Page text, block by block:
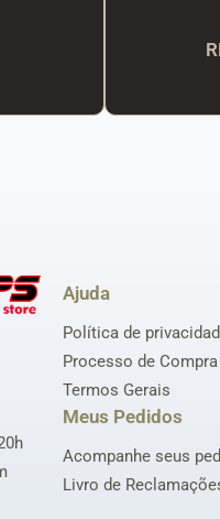
Ajuda
Política de
Processo de Compra
Termos Gerais
Meus Pedidos
Acompanhe seus
Livro de